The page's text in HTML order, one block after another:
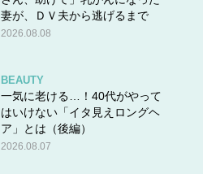
妻が、ＤＶ夫から逃げるまで
2026.08.08
BEAUTY
一気に老ける…！40代がやって
はいけない「イタ見えロングヘ
ア」とは（後編）
2026.08.07